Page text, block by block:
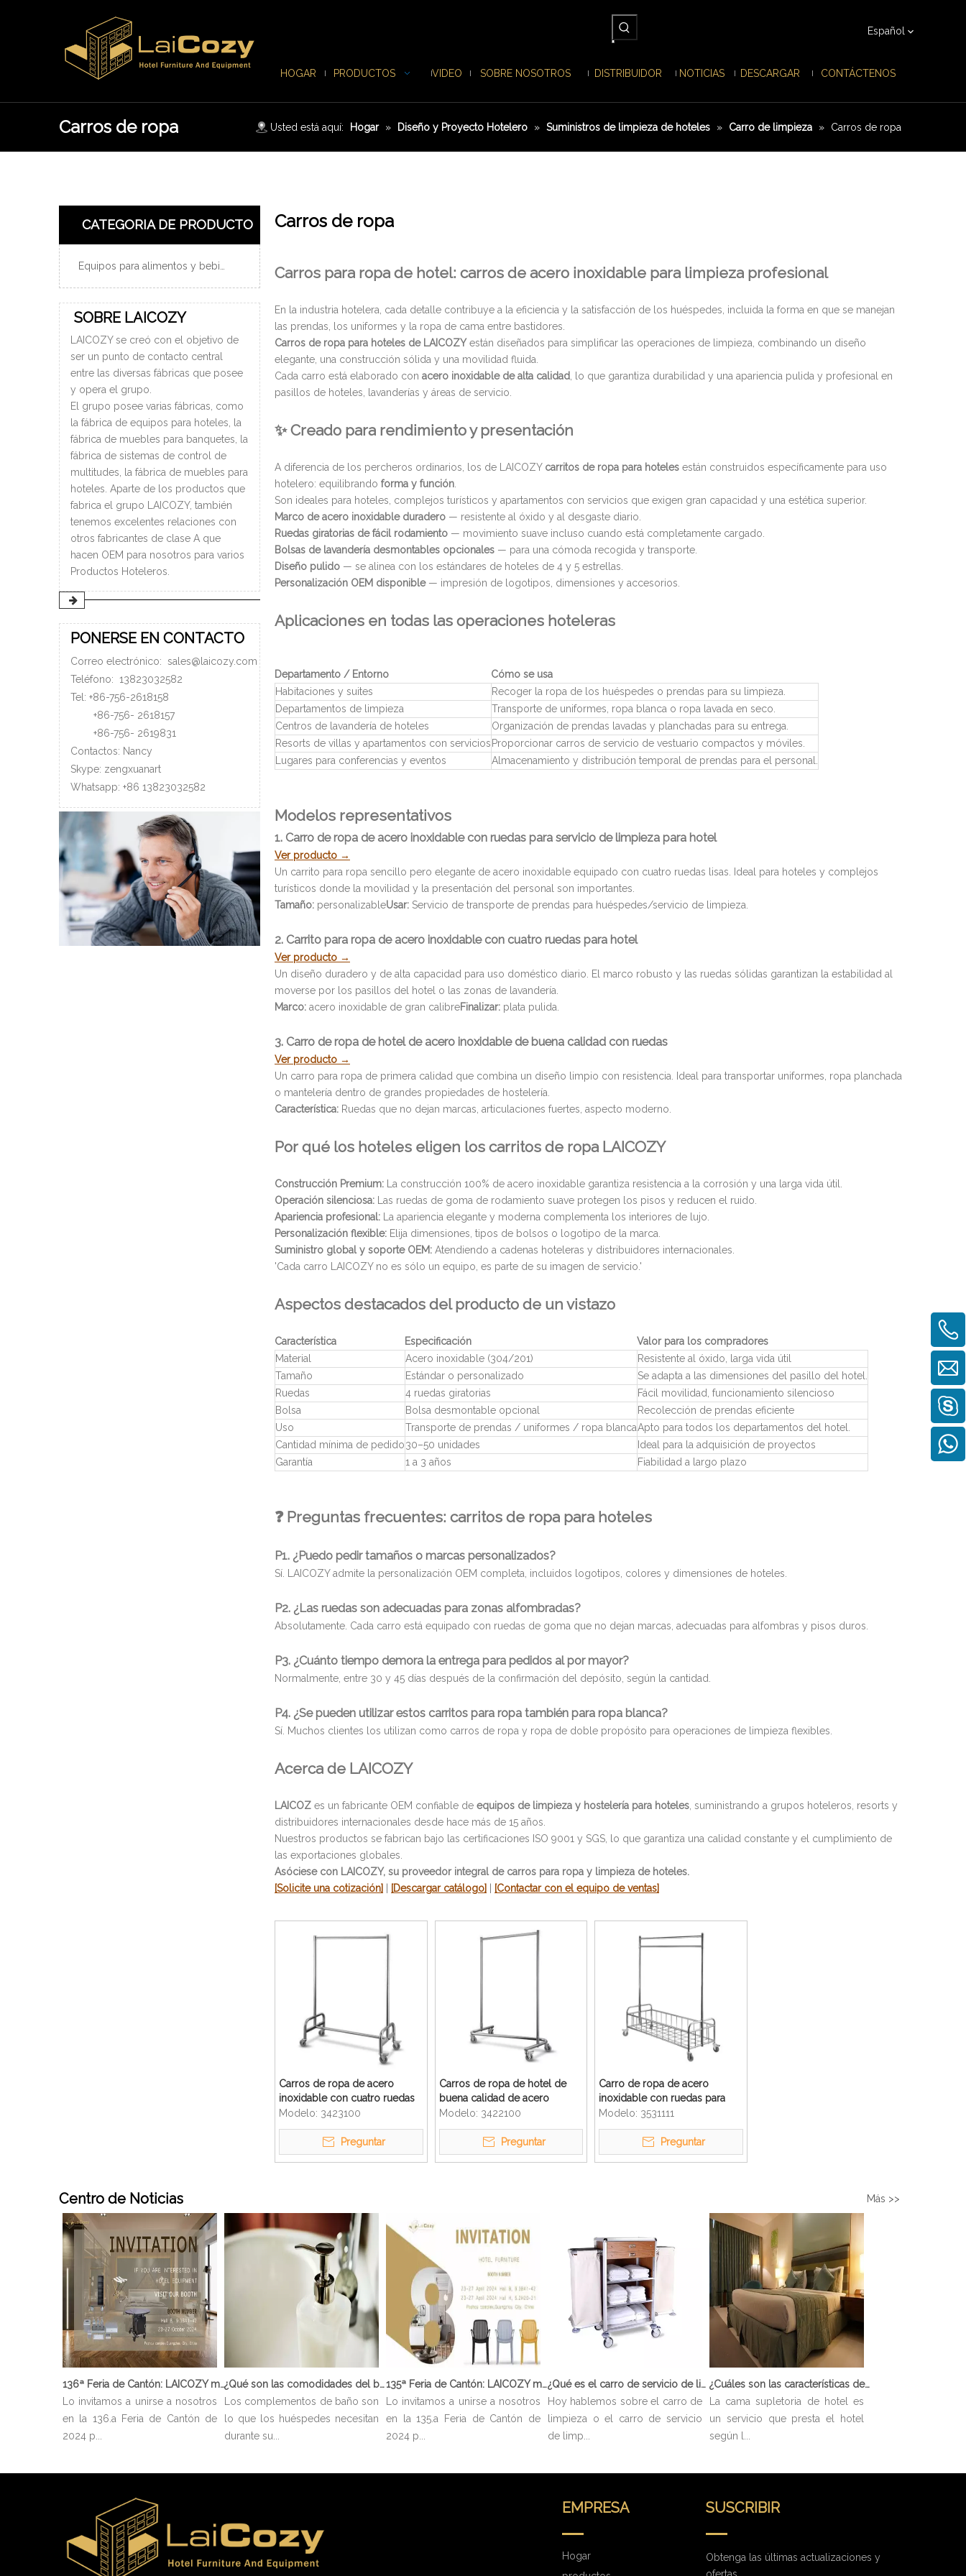
Español
HOGAR PRODUCTOS VIDEO SOBRE NOSOTROS DISTRIBUIDOR NOTICIAS DESCARGAR CONTÁCTENOS
Carros de ropa Usted está aquí: Hogar » Diseño y Proyecto Hotelero » Suministros de limpieza de hoteles » Carro de limpieza » Carros de ropa
CATEGORIA DE PRODUCTO
SOBRE LAICOZY
LAICOZY se creó con el objetivo de
ser un punto de contacto central
entre las diversas fábricas que posee
y opera el grupo.
El grupo posee varias fábricas, como
la fábrica de equipos para hoteles, la
fábrica de muebles para banquetes, la
fábrica de sistemas de control de
multitudes, la fábrica de muebles para
hoteles. Aparte de los productos que
fabrica el grupo LAICOZY, también
tenemos excelentes relaciones con
otros fabricantes de clase A que
hacen OEM para nosotros para varios
Productos Hoteleros.
PONERSE EN CONTACTO
Correo electrónico: sales@laicozy.com
Teléfono: 13823032582
Tel: +86-756-2618158
+86-756- 2618157
+86-756- 2619831
Contactos: Nancy
Skype: zengxuanart
Whatsapp: +86 13823032582
Carros de ropa
Carros para ropa de hotel: carros de acero inoxidable para limpieza profesional
En la industria hotelera, cada detalle contribuye a la eficiencia y la satisfacción de los huéspedes, incluida la forma en que se manejan
las prendas, los uniformes y la ropa de cama entre bastidores.
Carros de ropa para hoteles de LAICOZY están diseñados para simplificar las operaciones de limpieza, combinando un diseño
elegante, una construcción sólida y una movilidad fluida.
Cada carro está elaborado con acero inoxidable de alta calidad
, lo que garantiza durabilidad y una apariencia pulida y profesional en
pasillos de hoteles, lavanderías y áreas de servicio.
✨ Creado para rendimiento y presentación
A diferencia de los percheros ordinarios, los de LAICOZY carritos de ropa para hoteles están construidos específicamente para uso
hotelero: equilibrando forma y función
Son ideales para hoteles, complejos turísticos y apartamentos con servicios que exigen gran capacidad y una estética superior.
Marco de acero inoxidable duradero — resistente al óxido y al desgaste diario.
Ruedas giratorias de fácil rodamiento — movimiento suave incluso cuando está completamente cargado.
Bolsas de lavandería desmontables opcionales — para una cómoda recogida y transporte.
Diseño pulido — se alinea con los estándares de hoteles de 4 y 5 estrellas.
Personalización OEM disponible— impresión de logotipos, dimensiones y accesorios.
Aplicaciones en todas las operaciones hoteleras
Departamento / Entorno
Cómo se usa
Habitaciones y suites
Recoger la ropa de los huéspedes o prendas para su limpieza.
Departamentos de limpieza
Transporte de uniformes, ropa blanca o ropa lavada en seco.
Centros de lavandería de hoteles
Organización de prendas lavadas y planchadas para su entrega.
Resorts de villas y apartamentos con servicios Proporcionar carros de servicio de vestuario compactos y móviles.
Lugares para conferencias y eventos
Almacenamiento y distribución temporal de prendas para el personal.
Modelos representativos
1. Carro de ropa de acero inoxidable con ruedas para servicio de limpieza para hotel
Ver producto →
Un carrito para ropa sencillo pero elegante de acero inoxidable equipado con cuatro ruedas lisas. Ideal para hoteles y complejos
turísticos donde la movilidad y la presentación del personal son importantes.
Tamaño: personalizableUsar: Servicio de transporte de prendas para huéspedes/servicio de limpieza.
2. Carrito para ropa de acero inoxidable con cuatro ruedas para hotel
Ver producto →
Un diseño duradero y de alta capacidad para uso doméstico diario. El marco robusto y las ruedas sólidas garantizan la estabilidad al
moverse por los pasillos del hotel o las zonas de lavandería.
Marco: acero inoxidable de gran calibreFinalizar: plata pulida.
3. Carro de ropa de hotel de acero inoxidable de buena calidad con ruedas
Ver producto →
Un carro para ropa de primera calidad que combina un diseño limpio con resistencia. Ideal para transportar uniformes, ropa planchada
o mantelería dentro de grandes propiedades de hostelería.
Característica: Ruedas que no dejan marcas, articulaciones fuertes, aspecto moderno.
Por qué los hoteles eligen los carritos de ropa LAICOZY
Construcción Premium: La construcción 100% de acero inoxidable garantiza resistencia a la corrosión y una larga vida útil.
Operación silenciosa: Las ruedas de goma de rodamiento suave protegen los pisos y reducen el ruido.
Apariencia profesional: La apariencia elegante y moderna complementa los interiores de lujo.
Personalización flexible: Elija dimensiones, tipos de bolsos o logotipo de la marca.
Suministro global y soporte OEM: Atendiendo a cadenas hoteleras y distribuidores internacionales.
'Cada carro LAICOZY no es sólo un equipo, es parte de su imagen de servicio.'
Aspectos destacados del producto de un vistazo
Característica Especificación
Valor para los compradores
Material
Acero inoxidable (304/201)
Resistente al óxido, larga vida útil
Tamaño
Estándar o personalizado
Se adapta a las dimensiones del pasillo del hotel.
Ruedas
4 ruedas giratorias
Fácil movilidad, funcionamiento silencioso
Bolsa
Bolsa desmontable opcional
Recolección de prendas eficiente
Uso
Transporte de prendas / uniformes / ropa blancaApto para todos los departamentos del hotel.
Cantidad mínima de pedido30–50 unidades
Ideal para la adquisición de proyectos
Garantía
1 a 3 años Fiabilidad a largo plazo
❓ Preguntas frecuentes: carritos de ropa para hoteles
P1. ¿Puedo pedir tamaños o marcas personalizados?
Sí. LAICOZY admite la personalización OEM completa, incluidos logotipos, colores y dimensiones de hoteles.
P2. ¿Las ruedas son adecuadas para zonas alfombradas?
Absolutamente. Cada carro está equipado con ruedas de goma que no dejan marcas, adecuadas para alfombras y pisos duros.
P3. ¿Cuánto tiempo demora la entrega para pedidos al por mayor?
Normalmente, entre 30 y 45 días después de la confirmación del depósito, según la cantidad.
P4. ¿Se pueden utilizar estos carritos para ropa también para ropa blanca?
Sí. Muchos clientes los utilizan como carros de ropa y ropa de doble propósito para operaciones de limpieza flexibles.
Acerca de LAICOZY
LAICOZ es un fabricante OEM confiable de equipos de limpieza y hostelería para hoteles , suministrando a grupos hoteleros, resorts y
distribuidores internacionales desde hace más de 15 años.
Nuestros productos se fabrican bajo las certificaciones ISO 9001 y SGS, lo que garantiza una calidad constante y el cumplimiento de
las exportaciones globales.
Asóciese con LAICOZY, su proveedor integral de carros para ropa y limpieza de hoteles.
[Solicite una cotización]
[Descargar catálogo] [Contactar con el equipo de ventas]
Carros de ropa de acero
inoxidable con cuatro ruedas
para hotel
Modelo: 3423100
Preguntar
Carros de ropa de hotel de
buena calidad de acero
inoxidable con ruedas
Modelo: 3422100
Preguntar
Carro de ropa de acero
inoxidable con ruedas para
servicio de limpieza para hotel
Modelo: 3531111
Preguntar
Centro de Noticias Más >>
136ª Feria de Cantón: LAICOZY muestra el futuro de los muebles de hotel y los artículos de buffet
Lo invitamos a unirse a nosotros
en la 136.a Feria de Cantón de
2024 p...
¿Qué son las comodidades del baño?
Los complementos de baño son
lo que los huéspedes necesitan
durante su...
135ª Feria de Cantón: LAICOZY muestra el futuro de los muebles de hotel y los artículos de buffet
Lo invitamos a unirse a nosotros
en la 135.a Feria de Cantón de
2024 p...
¿Qué es el carro de servicio de limpieza?
Hoy hablemos sobre el carro de
limpieza o el carro de servicio
de limp...
¿Cuáles son las características de Hotel Cama Supletoria?
La cama supletoria de hotel es
un servicio que presta el hotel
según l...
EMPRESA
Hogar
SUSCRIBIR
Obtenga las últimas actualizaciones y